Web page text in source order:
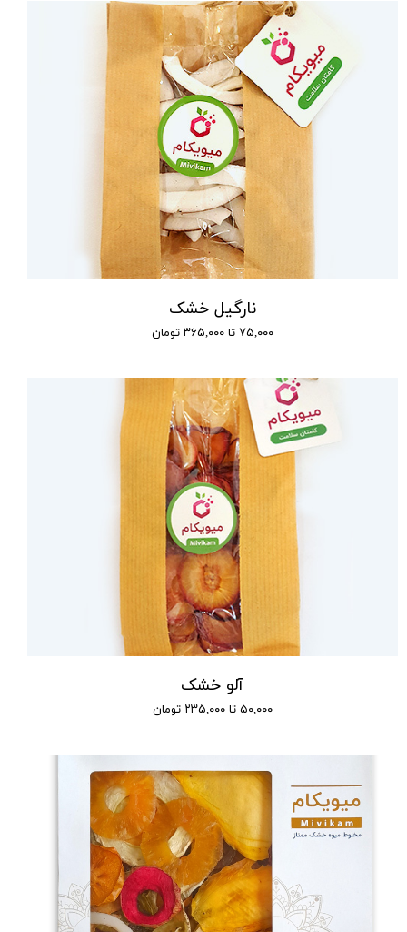
نارگیل خشک
۷۵,۰۰۰ تا ۳۶۵,۰۰۰ تومان
آلو خشک
۵۰,۰۰۰ تا ۲۳۵,۰۰۰ تومان